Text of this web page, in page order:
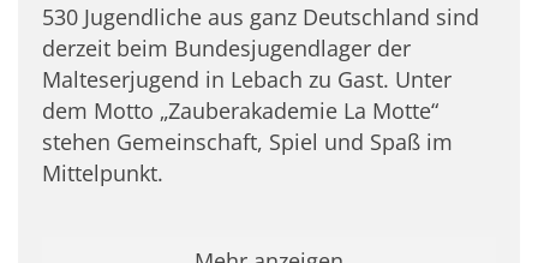
530 Jugendliche aus ganz Deutschland sind
derzeit beim Bundesjugendlager der
Malteserjugend in Lebach zu Gast. Unter
dem Motto „Zauberakademie La Motte“
stehen Gemeinschaft, Spiel und Spaß im
Mittelpunkt.